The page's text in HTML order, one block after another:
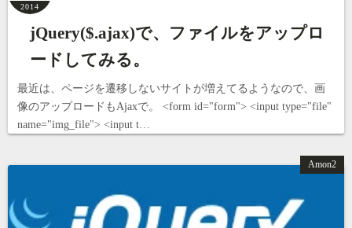
2014
jQuery($.ajax)で、ファイルをアップロ
ードしてみる。
最近は、ページを遷移しないサイトが増えてるようなので、画
像のアップロードもAjaxで。 <form id="form"> <input type="file"
name="img_file"> <input t…
Amon2